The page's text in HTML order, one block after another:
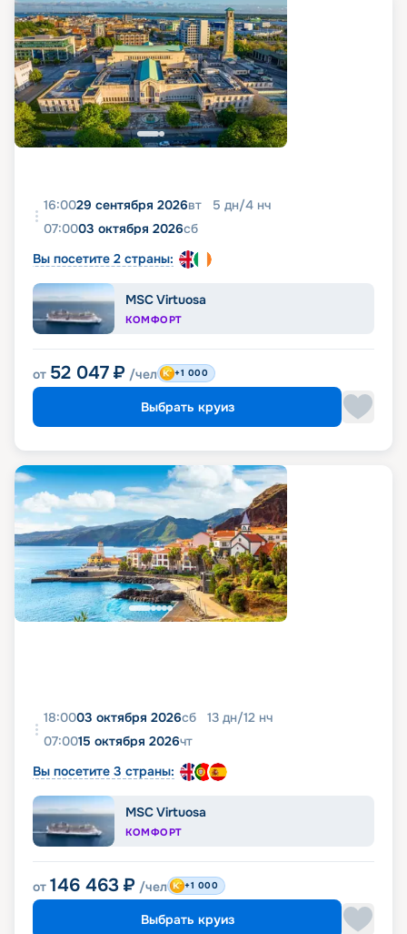
16:0029 сентября 2026вт 5 дн/4 нч
07:0003 октября 2026сб
Вы посетите 2 страны:
MSC Virtuosa
КОМФОРТ
от 52 047 ₽ /чел +1 000
Выбрать круиз
18:0003 октября 2026сб 13 дн/12 нч
07:0015 октября 2026чт
Вы посетите 3 страны:
MSC Virtuosa
КОМФОРТ
от 146 463 ₽ /чел +1 000
Выбрать круиз